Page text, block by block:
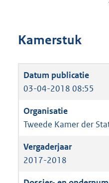
Kamerstuk
03-04-2018 08:55
Tweede Kamer der
2017-2018